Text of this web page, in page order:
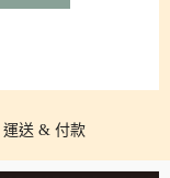
運送 & 付款